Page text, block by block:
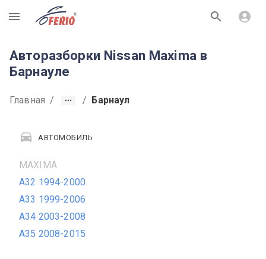
R
Авторазборки Nissan Maxima в
Барнауле
Главная / / Барнаул
АВТОМОБИЛЬ
MAXIMA
A32 1994-2000
A33 1999-2006
A34 2003-2008
A35 2008-2015